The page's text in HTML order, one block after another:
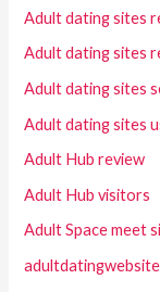
Adult dating sites
Adult dating sites
Adult dating sites
Adult dating sites
Adult Hub review
Adult Hub visitors
Adult Space meet